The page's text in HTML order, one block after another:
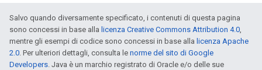
Salvo quando diversamente specificato, i contenuti di questa pagina
sono concessi in base alla licenza Creative Commons Attribution 4.0,
mentre gli esempi di codice sono concessi in base alla licenza Apache
2.0. Per ulteriori dettagli, consulta le norme del sito di Google
Developers. Java è un marchio registrato di Oracle e/o delle sue